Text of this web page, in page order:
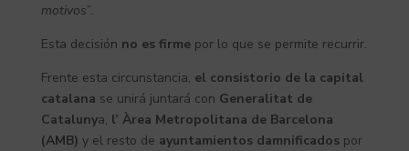
motivos”.
Esta decisión no es firmepor lo que se permite recurrir.
Frente esta circunstancia, el consistorio de la capital
catalana se unirá juntará con Generalitat de
Catalunya, l’ Àrea Metropolitana de Barcelona
(AMB) y el resto de ayuntamientos damnificadospor